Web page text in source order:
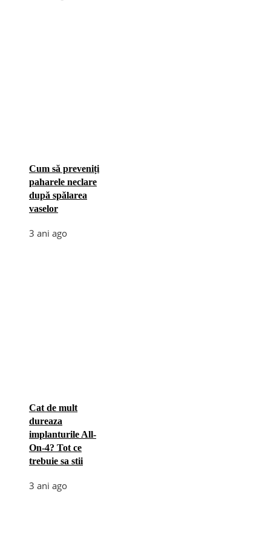
Cum să preveniți
paharele neclare
după spălarea
vaselor
3 ani ago
Cat de mult
dureaza
implanturile All-
On-4? Tot ce
trebuie sa stii
3 ani ago